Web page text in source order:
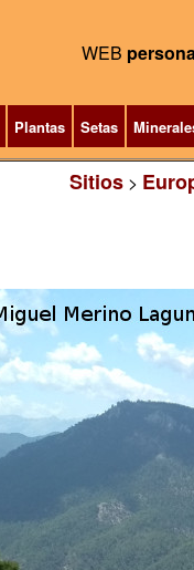
WEB
Plantas Setas
Sitios >